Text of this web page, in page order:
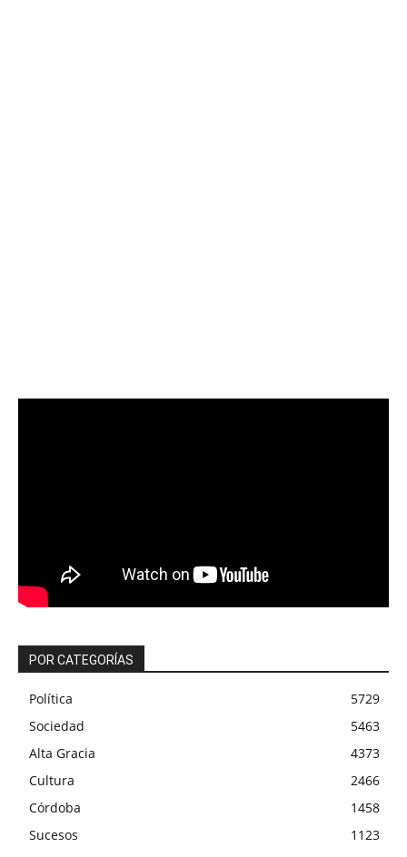
POR CATEGORÍAS
Política
5729
Sociedad
5463
Alta Gracia
4373
Cultura
2466
Córdoba
1458
Sucesos
1123